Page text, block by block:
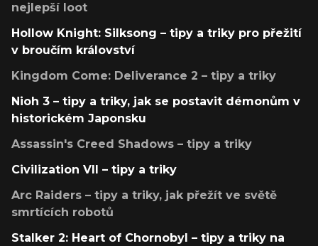
nejlepší loot
Hollow Knight: Silksong – tipy a triky pro přežití
v broučím království
Kingdom Come: Deliverance 2 – tipy a triky
Nioh 3 – tipy a triky, jak se postavit démonům v
historickém Japonsku
Assassin's Creed Shadows – tipy a triky
Civilization VII – tipy a triky
Arc Raiders – tipy a triky, jak přežít ve světě
smrtících robotů
Stalker 2: Heart of Chornobyl – tipy a triky na